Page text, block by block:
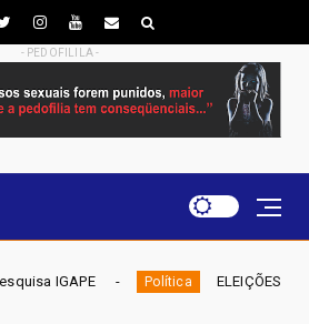
- PEDOFILILA -
ELEIÇÕES DF 2026 - Mobiliza